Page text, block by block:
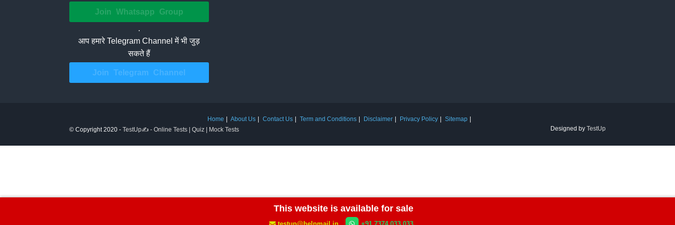
This website is available for sale
testup@helpmail.in +91 7374 033 033
Join Whatsapp Group
.
आप हमारे Telegram Channel में भी जुड़
सकते हैं
Join Telegram Channel
Home About Us Contact Us Term and Conditions Disclaimer Privacy Policy
Sitemap
© Copyright 2020 - TestUp✍️ - Online Tests | Quiz | Mock Tests Designed by TestUp